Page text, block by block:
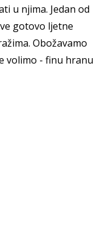
u njima. Jedan od
gotovo ljetne
Obožavamo
volimo - finu hranu